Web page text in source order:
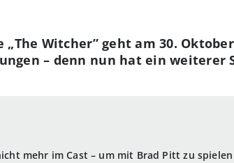
mehr im Cast – um mit Brad Pitt zu spielen
„The Witcher” geht am 30.
– denn nun hat ein weiterer